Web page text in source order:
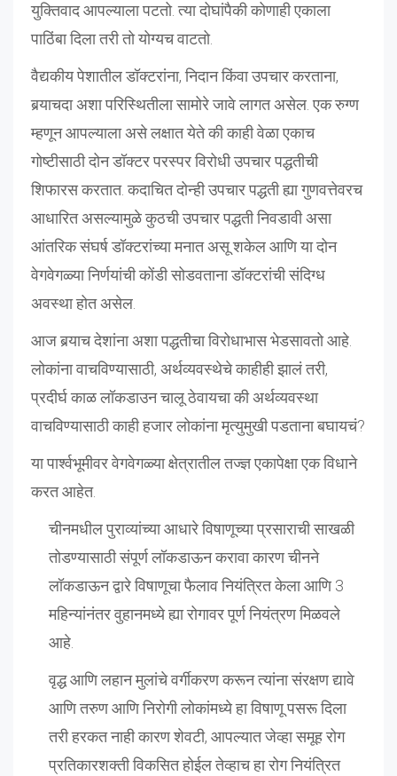
युक्तिवाद आपल्याला पटतो. त्या दोघांपैकी कोणाही एकाला
पाठिंबा दिला तरी तो योग्यच वाटतो.
वैद्यकीय पेशातील डॉक्टरांना, निदान किंवा उपचार करताना,
बर्‍याचदा अशा परिस्थितीला सामोरे जावे लागत असेल. एक रुग्ण
म्हणून आपल्याला असे लक्षात येते की काही वेळा एकाच
गोष्टीसाठी दोन डॉक्टर परस्पर विरोधी उपचार पद्धतीची
शिफारस करतात. कदाचित दोन्ही उपचार पद्धती ह्या गुणवत्तेवरच
आधारित असल्यामुळे कुठची उपचार पद्धती निवडावी असा
आंतरिक संघर्ष डॉक्टरांच्या मनात असू शकेल आणि या दोन
वेगवेगळ्या निर्णयांची कोंडी सोडवताना डॉक्टरांची संदिग्ध
अवस्था होत असेल.
आज बर्‍याच देशांना अशा पद्धतीचा विरोधाभास भेडसावतो आहे.
लोकांना वाचविण्यासाठी, अर्थव्यवस्थेचे काहीही झालं तरी,
प्रदीर्घ काळ लॉकडाउन चालू ठेवायचा की अर्थव्यवस्था
वाचविण्यासाठी काही हजार लोकांना मृत्युमुखी पडताना बघायचं?
या पार्श्वभूमीवर वेगवेगळ्या क्षेत्रातील तज्ज्ञ एकापेक्षा एक विधाने
करत आहेत.
चीनमधील पुराव्यांच्या आधारे विषाणूच्या प्रसाराची साखळी
तोडण्यासाठी संपूर्ण लॉकडाऊन करावा कारण चीनने
लॉकडाऊन द्वारे विषाणूचा फैलाव नियंत्रित केला आणि 3
महिन्यांनंतर वुहानमध्ये ह्या रोगावर पूर्ण नियंत्रण मिळवले
आहे.
वृद्ध आणि लहान मुलांचे वर्गीकरण करून त्यांना संरक्षण द्यावे
आणि तरुण आणि निरोगी लोकांमध्ये हा विषाणू पसरू दिला
तरी हरकत नाही कारण शेवटी, आपल्यात जेव्हा समूह रोग
प्रतिकारशक्ती विकसित होईल तेव्हाच हा रोग नियंत्रित